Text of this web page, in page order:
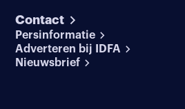
Contact
Persinformatie
Adverteren bij IDFA
Nieuwsbrief